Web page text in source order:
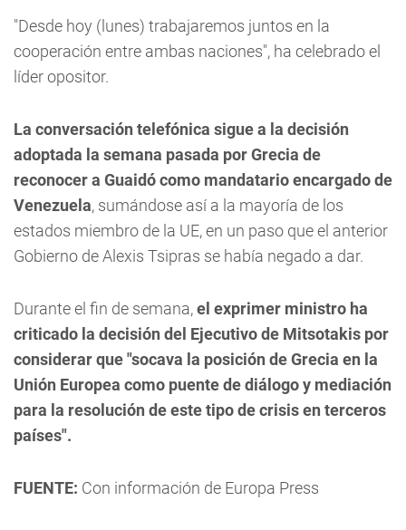
"Desde hoy (lunes) trabajaremos juntos en la
cooperación entre ambas naciones", ha celebrado el
líder opositor.
La conversación telefónica sigue a la decisión
adoptada la semana pasada por Grecia de
reconocer a Guaidó como mandatario encargado de
Venezuela, sumándose así a la mayoría de los
estados miembro de la UE, en un paso que el anterior
Gobierno de Alexis Tsipras se había negado a dar.
Durante el fin de semana,el exprimer ministro ha
criticado la decisión del Ejecutivo de Mitsotakis por
considerar que "socava la posición de Grecia en la
Unión Europea como puente de diálogo y mediación
para la resolución de este tipo de crisis en terceros
países".
FUENTE: Con información de Europa Press